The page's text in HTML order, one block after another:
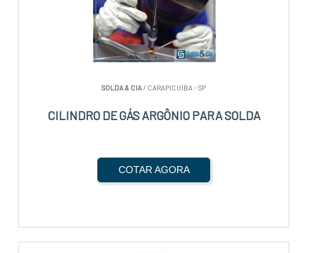
SOLDA & CIA/ CARAPICUÍBA - SP
CILINDRO DE GÁS ARGÔNIO PARA SOLDA
COTAR AGORA